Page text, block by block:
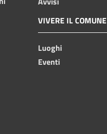
VIVERE IL COMUNE
Luoghi
Eventi